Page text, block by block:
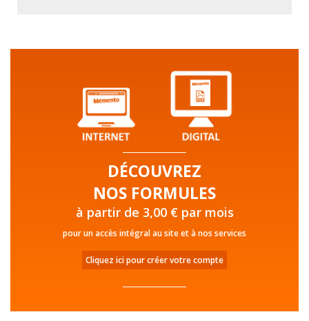
DÉCOUVREZ
NOS FORMULES
à partir de 3,00 € par mois
pour un accès intégral au site et à nos services
Cliquez ici pour créer votre compte